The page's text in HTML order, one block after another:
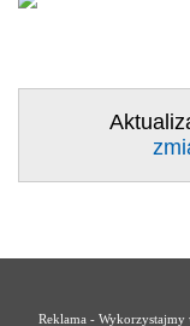
Reklama - Wykorzystajmy